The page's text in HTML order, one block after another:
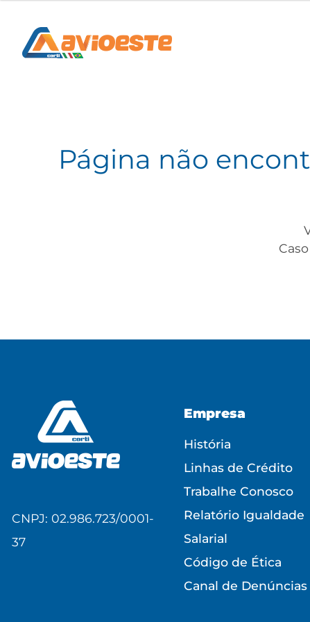
Página não
CNPJ: 02.986.723/0001-
37
Empresa
História
Linhas de Crédito
Trabalhe Conosco
Relatório Igualdade
Salarial
Código de Ética
Canal de Denúncias